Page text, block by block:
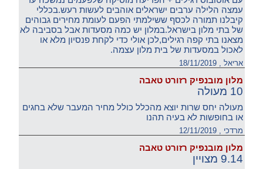
עמצה הלילה ערבים ישראלים אוהבים לעשות רעש.בכללי
קיבלנו תמורה לכסף ששילמתי הפעם לעומת מחירים גבוהים
של בתי מלון בישראל.במלון יש כמה מסעדות אבל בסביבה לא
מצאנו בתי קפה רגילים,לכן אולי כדי לקחת פנסיון מלא או
לאכול במסעדות של בית מלון עצמה.
אריאל , 18/11/2019
מלון מובנפיק רזורט טאבה
10 מעולה
מעולה יחס שרות יוצא מהכלל כולל מחיר המעבר שלא בחגים
או בחופשות לא בעיה תהנו
מרדכי , 12/11/2019
מלון מובנפיק רזורט טאבה
9.14 מצויין